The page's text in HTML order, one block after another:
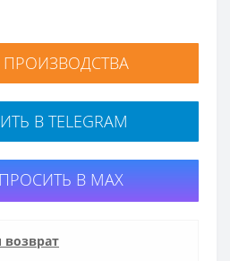
ПРОИЗВОДСТВА
В TELEGRAM
В MAX
возврат